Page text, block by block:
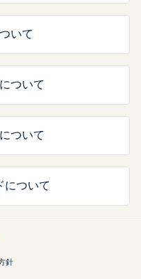
いて
ついて
ついて
について
針